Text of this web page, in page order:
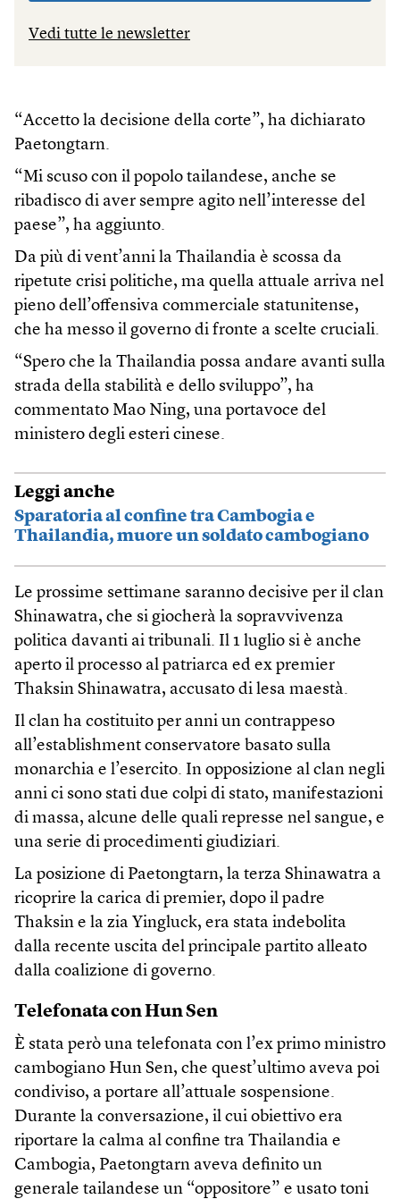
Vedi tutte le newsletter
“Accetto la decisione della corte”, ha dichiarato
Paetongtarn.
“Mi scuso con il popolo tailandese, anche se
ribadisco di aver sempre agito nell’interesse del
paese”, ha aggiunto.
Da più di vent’anni la Thailandia è scossa da
ripetute crisi politiche, ma quella attuale arriva nel
pieno dell’offensiva commerciale statunitense,
che ha messo il governo di fronte a scelte cruciali.
“Spero che la Thailandia possa andare avanti sulla
strada della stabilità e dello sviluppo”, ha
commentato Mao Ning, una portavoce del
ministero degli esteri cinese.
Leggi anche
Sparatoria al confine tra Cambogia e
Thailandia, muore un soldato cambogiano
Le prossime settimane saranno decisive per il clan
Shinawatra, che si giocherà la sopravvivenza
politica davanti ai tribunali. Il 1 luglio si è anche
aperto il processo al patriarca ed ex premier
Thaksin Shinawatra, accusato di lesa maestà.
Il clan ha costituito per anni un contrappeso
all’establishment conservatore basato sulla
monarchia e l’esercito. In opposizione al clan negli
anni ci sono stati due colpi di stato, manifestazioni
di massa, alcune delle quali represse nel sangue, e
una serie di procedimenti giudiziari.
La posizione di Paetongtarn, la terza Shinawatra a
ricoprire la carica di premier, dopo il padre
Thaksin e la zia Yingluck, era stata indebolita
dalla recente uscita del principale partito alleato
dalla coalizione di governo.
Telefonata con Hun Sen
È stata però una telefonata con l’ex primo ministro
cambogiano Hun Sen, che quest’ultimo aveva poi
condiviso, a portare all’attuale sospensione.
Durante la conversazione, il cui obiettivo era
riportare la calma al confine tra Thailandia e
Cambogia, Paetongtarn aveva definito un
generale tailandese un “oppositore” e usato toni